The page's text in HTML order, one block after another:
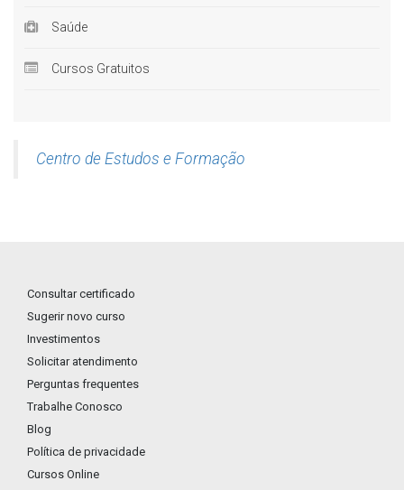
Saúde
Cursos Gratuitos
Centro de Estudos e Formação
Consultar certificado
Sugerir novo curso
Investimentos
Solicitar atendimento
Perguntas frequentes
Trabalhe Conosco
Blog
Política de privacidade
Cursos Online